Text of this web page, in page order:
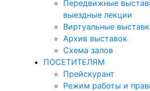
Передвижные
выездные лекции
Виртуальные
Архив выставок
Схема залов
ПОСЕТИТЕЛЯМ
Прейскурант
Режим работы и